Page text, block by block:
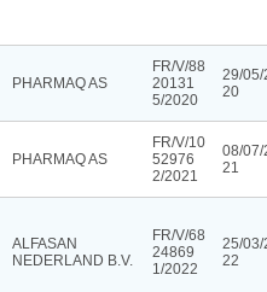
PHARMAQ AS
FR/V/88
20131
5/2020
29/05/
20
PHARMAQ AS
FR/V/10
52976
2/2021
08/07/
21
ALFASAN
NEDERLAND B.V.
FR/V/68
24869
1/2022
25/03/
22